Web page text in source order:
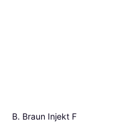
B. Braun Injekt F